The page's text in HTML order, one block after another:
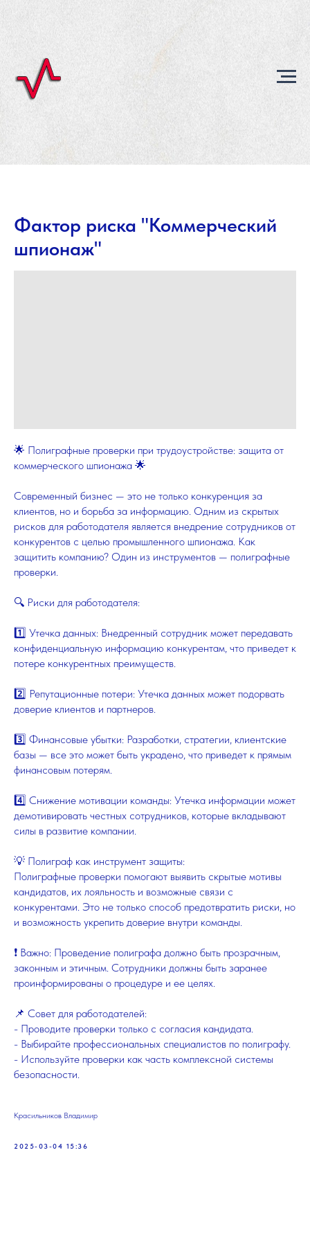
Фактор риска "Коммерческий
шпионаж"
🌟 Полиграфные проверки при трудоустройстве: защита от
коммерческого шпионажа 🌟
Современный бизнес — это не только конкуренция за
клиентов, но и борьба за информацию. Одним из скрытых
рисков для работодателя является внедрение сотрудников от
конкурентов с целью промышленного шпионажа. Как
защитить компанию? Один из инструментов — полиграфные
проверки.
🔍 Риски для работодателя:
1️⃣ Утечка данных: Внедренный сотрудник может передавать
конфиденциальную информацию конкурентам, что приведет к
потере конкурентных преимуществ.
2️⃣ Репутационные потери: Утечка данных может подорвать
доверие клиентов и партнеров.
3️⃣ Финансовые убытки: Разработки, стратегии, клиентские
базы — все это может быть украдено, что приведет к прямым
финансовым потерям.
4️⃣ Снижение мотивации команды: Утечка информации может
демотивировать честных сотрудников, которые вкладывают
силы в развитие компании.
💡 Полиграф как инструмент защиты:
Полиграфные проверки помогают выявить скрытые мотивы
кандидатов, их лояльность и возможные связи с
конкурентами. Это не только способ предотвратить риски, но
и возможность укрепить доверие внутри команды.
❗ Важно: Проведение полиграфа должно быть прозрачным,
законным и этичным. Сотрудники должны быть заранее
проинформированы о процедуре и ее целях.
📌 Совет для работодателей:
- Проводите проверки только с согласия кандидата.
- Выбирайте профессиональных специалистов по полиграфу.
- Используйте проверки как часть комплексной системы
безопасности.
Красильников Владимир
2025-03-04 15:36